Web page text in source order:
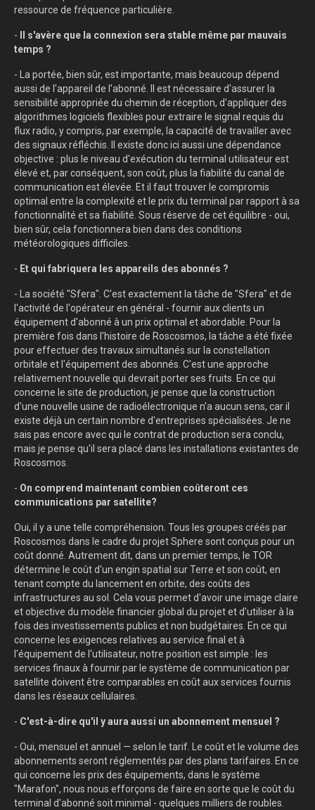
ressource de fréquence particulière.
-
Il s'avère que la connexion sera stable même par mauvais
temps ?
- La portée, bien sûr, est importante, mais beaucoup dépend
aussi de l'appareil de l'abonné. Il est nécessaire d'assurer la
sensibilité appropriée du chemin de réception, d'appliquer des
algorithmes logiciels flexibles pour extraire le signal requis du
flux radio, y compris, par exemple, la capacité de travailler avec
des signaux réfléchis. Il existe donc ici aussi une dépendance
objective : plus le niveau d'exécution du terminal utilisateur est
élevé et, par conséquent, son coût, plus la fiabilité du canal de
communication est élevée. Et il faut trouver le compromis
optimal entre la complexité et le prix du terminal par rapport à sa
fonctionnalité et sa fiabilité. Sous réserve de cet équilibre - oui,
bien sûr, cela fonctionnera bien dans des conditions
météorologiques difficiles.
- Et qui fabriquera les appareils des abonnés ?
- La société "Sfera". C'est exactement la tâche de "Sfera" et de
l'activité de l'opérateur en général - fournir aux clients un
équipement d'abonné à un prix optimal et abordable. Pour la
première fois dans l'histoire de Roscosmos, la tâche a été fixée
pour effectuer des travaux simultanés sur la constellation
orbitale et l'équipement des abonnés. C'est une approche
relativement nouvelle qui devrait porter ses fruits. En ce qui
concerne le site de production, je pense que la construction
d'une nouvelle usine de radioélectronique n'a aucun sens, car il
existe déjà un certain nombre d'entreprises spécialisées. Je ne
sais pas encore avec qui le contrat de production sera conclu,
mais je pense qu'il sera placé dans les installations existantes de
Roscosmos.
- On comprend maintenant combien coûteront ces
communications par satellite?
Oui, il y a une telle compréhension. Tous les groupes créés par
Roscosmos dans le cadre du projet Sphere sont conçus pour un
coût donné. Autrement dit, dans un premier temps, le TOR
détermine le coût d'un engin spatial sur Terre et son coût, en
tenant compte du lancement en orbite, des coûts des
infrastructures au sol. Cela vous permet d'avoir une image claire
et objective du modèle financier global du projet et d'utiliser à la
fois des investissements publics et non budgétaires. En ce qui
concerne les exigences relatives au service final et à
l'équipement de l'utilisateur, notre position est simple : les
services finaux à fournir par le système de communication par
satellite doivent être comparables en coût aux services fournis
dans les réseaux cellulaires.
- C'est-à-dire qu'il y aura aussi un abonnement mensuel ?
- Oui, mensuel et annuel — selon le tarif. Le coût et le volume des
abonnements seront réglementés par des plans tarifaires. En ce
qui concerne les prix des équipements, dans le système
"Marafon", nous nous efforçons de faire en sorte que le coût du
terminal d'abonné soit minimal - quelques milliers de roubles.